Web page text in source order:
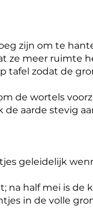
zijn om te
ze meer ruimte
tafel zodat de
de wortels
aarde stevig
geleidelijk
na half mei is de
in de volle